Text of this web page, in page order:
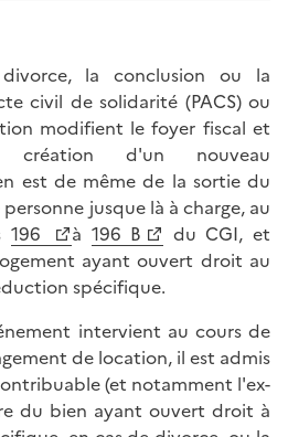
la conclusion ou la
civil de solidarité (PACS) ou
modifient le foyer fiscal et
création d'un nouveau
est de même de la sortie du
jusque là à charge, au
196 à 196 B
du CGI, et
ayant ouvert droit au
spécifique.
intervient au cours de
de location, il est admis
(et notamment l'ex-
du bien ayant ouvert droit à